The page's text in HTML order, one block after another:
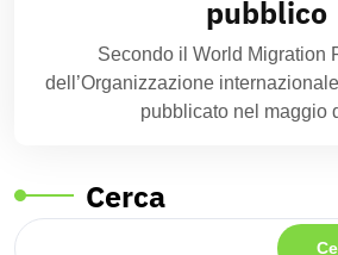
pubblico
Secondo il World Migration
dell’Organizzazione
pubblicato nel maggio
Cerca